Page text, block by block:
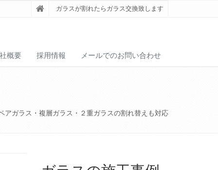
ガラスが割れたらガラス交換致します
概要 採用情報 メールでのお問い合わせ
アガラス・複層ガラス・２重ガラスの割れ替えも対応